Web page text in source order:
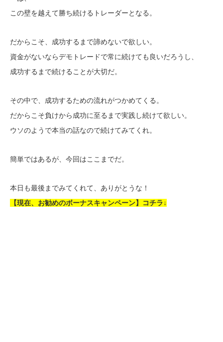
この壁を越えて勝ち続けるトレーダーとなる。
だからこそ、成功するまで諦めないで欲しい。
資金がないならデモトレードで常に続けても良いだろうし、
成功するまで続けることが大切だ。
その中で、成功するための流れがつかめてくる。
だからこそ負けから成功に至るまで実践し続けて欲しい。
ウソのようで本当の話なので続けてみてくれ。
簡単ではあるが、今回はここまでだ。
本日も最後までみてくれて、ありがとうな！
【現在、お勧めのボーナスキャンペーン】コチラ↓